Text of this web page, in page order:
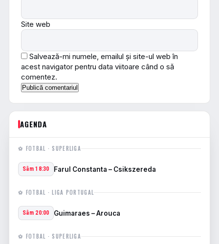
Site web
Salvează-mi numele, emailul și site-ul web în
acest navigator pentru data viitoare când o să
comentez.
AGENDA
⚽ FOTBAL · SUPERLIGA
Sâm 18:30 Farul Constanta – Csikszereda
⚽ FOTBAL · LIGA PORTUGAL
Sâm 20:00 Guimaraes – Arouca
⚽ FOTBAL · SUPERLIGA